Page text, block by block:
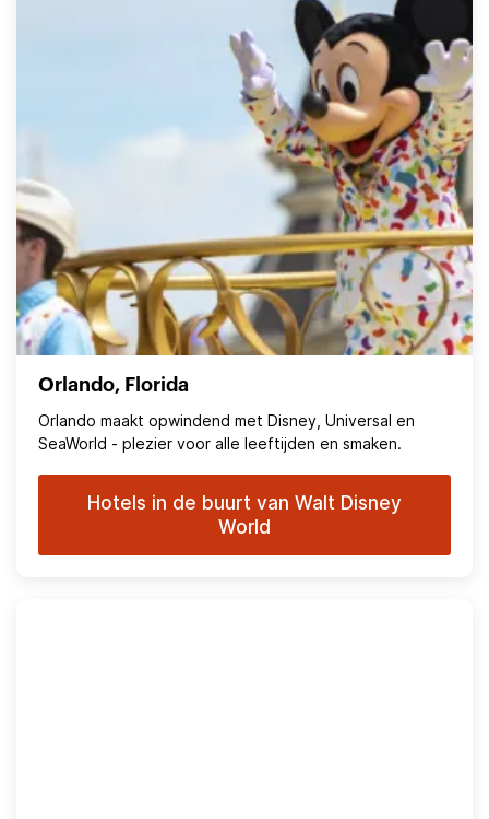
Orlando, Florida
Orlando maakt opwindend met Disney, Universal en
SeaWorld - plezier voor alle leeftijden en smaken.
Hotels in de buurt van Walt Disney
World